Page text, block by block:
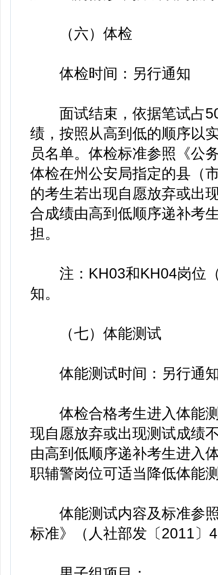
（六）体检
体检时间：另行通知
面试结束，依据笔试占50
绩，按照从高到低的顺序以
员名单。体检标准参照《公
体检在州公安局指定的县（
的考生若出现自愿放弃或出
合成绩由高到低顺序递补考
担。
注：KH03和KH04岗位（
知。
（七）体能测试
体能测试时间：另行通
体检合格考生进入体能测
现自愿放弃或出现测试成绩
由高到低顺序递补考生进入
职辅警岗位可适当降低体能
体能测试内容及标准参照
标准》（人社部发〔2011〕